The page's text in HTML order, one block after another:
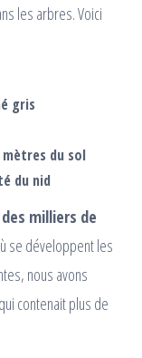
les arbres. Voici
gris
du sol
du nid
des milliers de
se développent les
nous avons
contenait plus de